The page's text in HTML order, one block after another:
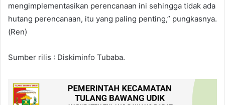
mengimplementasikan perencanaan ini sehingga tidak ada
hutang perencanaan, itu yang paling penting,” pungkasnya.
(Ren)
Sumber rilis : Diskiminfo Tubaba.